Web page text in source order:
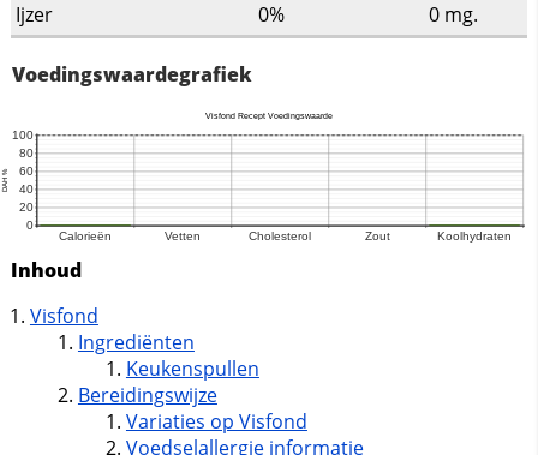
Ijzer
0% 0 mg.
Voedingswaardegrafiek
Inhoud
Visfond
Ingrediënten
Keukenspullen
Bereidingswijze
Variaties op Visfond
Voedselallergie informatie